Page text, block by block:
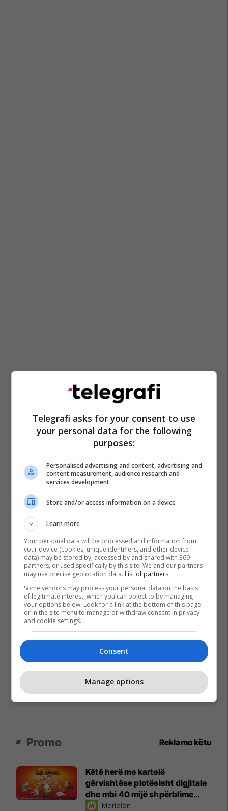
Pearson Education
Promo Reklamo këtu
Këtë herë me kartelë
gërvishtëse plotësisht digjitale
dhe mbi 40 mijë shpërblime
instant!Meridian
Telegrafi asks for your consent to use
your personal data for the following
purposes:
Personalised advertising and content, advertising and
content measurement, audience research and
services development
Store and/or access information on a device
Learn more
Your personal data will be processed and information from
your device (cookies, unique identifiers, and other device
data) may be stored by, accessed by and shared with 369
partners, or used specifically by this site. We and our partners
may use precise geolocation data. List of partners.
Some vendors may process your personal data on the basis
of legitimate interest, which you can object to by managing
your options below. Look for a link at the bottom of this page
or in the site menu to manage or withdraw consent in privacy
and cookie settings.
Consent
Manage options